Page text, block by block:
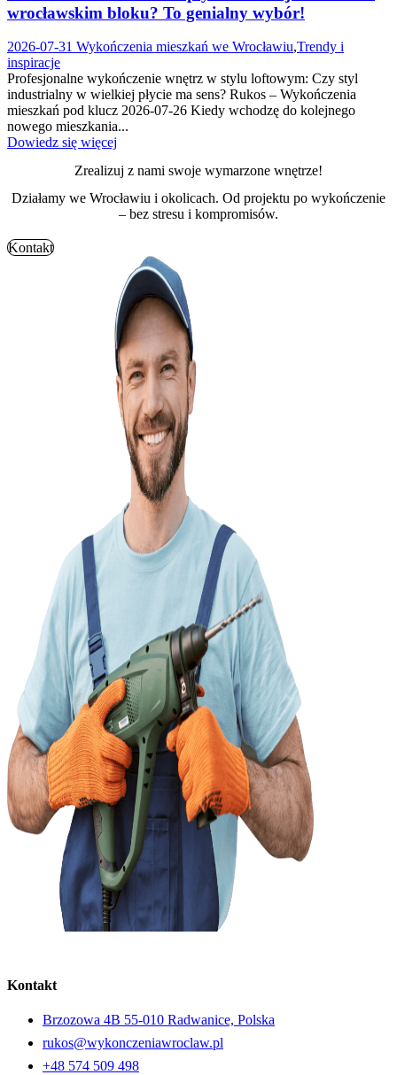
wrocławskim bloku? To genialny wybór!
2026-07-31 Wykończenia mieszkań we Wrocławiu,Trendy i
inspiracje
Profesjonalne wykończenie wnętrz w stylu loftowym: Czy styl
industrialny w wielkiej płycie ma sens? Rukos – Wykończenia
mieszkań pod klucz 2026-07-26 Kiedy wchodzę do kolejnego
nowego mieszkania...
Dowiedz się więcej
Zrealizuj z nami swoje wymarzone wnętrze!
Działamy we Wrocławiu i okolicach. Od projektu po wykończenie
– bez stresu i kompromisów.
Kontakt
Kontakt
Brzozowa 4B 55-010 Radwanice, Polska
rukos@wykonczeniawroclaw.pl
+48 574 509 498